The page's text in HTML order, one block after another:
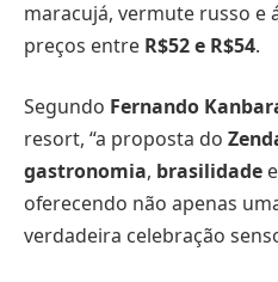
maracujá, vermute russo e
preços entre R$52 e R$54.
Segundo Fernando
resort, “a proposta do
gastronomia, brasilidade
oferecendo não apenas
verdadeira celebração